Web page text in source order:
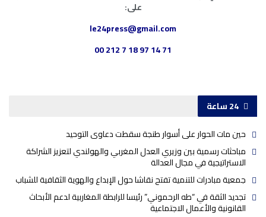
على:
le24press@gmail.com
00 212 7 18 97 14 71
24 ساعة
حين مات الحوار على أسوار طنجة سقطت دعاوى التوحيد
مباحثات رسمية بين وزيري العدل المغربي والهولندي لتعزيز الشراكة
الاستراتيجية في مجال العدالة
جمعية مبادرات للتنمية تفتح نقاشا حول الإبداع والهوية الثقافية للشباب
تجديد الثقة في “طه الرحموني” رئيسا للرابطة المغاربية لدعم الأبحاث
القانونية والأعمال الاجتماعية